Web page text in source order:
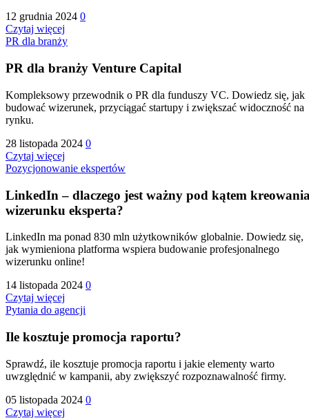
12 grudnia 2024 0
Czytaj więcej
PR dla branży
PR dla branży Venture Capital
Kompleksowy przewodnik o PR dla funduszy VC. Dowiedz się, jak
budować wizerunek, przyciągać startupy i zwiększać widoczność na
rynku.
28 listopada 2024 0
Czytaj więcej
Pozycjonowanie ekspertów
LinkedIn – dlaczego jest ważny pod kątem
wizerunku eksperta?
LinkedIn ma ponad 830 mln użytkowników globalnie. Dowiedz się,
jak wymieniona platforma wspiera budowanie profesjonalnego
wizerunku online!
14 listopada 2024 0
Czytaj więcej
Pytania do agencji
Ile kosztuje promocja raportu?
Sprawdź, ile kosztuje promocja raportu i jakie elementy warto
uwzględnić w kampanii, aby zwiększyć rozpoznawalność firmy.
05 listopada 2024 0
Czytaj więcej